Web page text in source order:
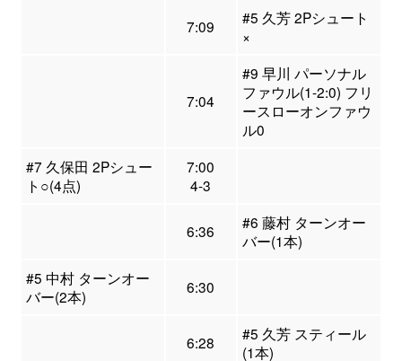
7:09
#5 久芳 2Pシュート
×
7:04
#9 早川 パーソナル
ファウル(1-2:0) フリ
ースローオンファウ
ル0
#7 久保田 2Pシュー
ト○(4点)
7:00
4-3
6:36
#6 藤村 ターンオー
バー(1本)
#5 中村 ターンオー
バー(2本)
6:30
6:28
#5 久芳 スティール
(1本)